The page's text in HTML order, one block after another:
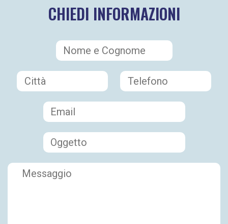
CHIEDI INFORMAZIONI